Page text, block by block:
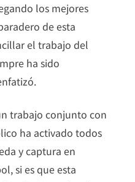
los mejores
de esta
el trabajo del
ha sido
trabajo conjunto con
ha activado todos
y captura en
si es que esta